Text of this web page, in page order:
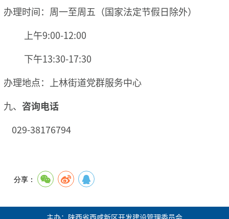
办理时间：周一至周五（国家法定节假日除外）
上午9:00-12:00
下午13:30-17:30
办理地点：上林街道党群服务中心
九、 咨询电话
029-38176794
分享：
主办：陕西省西咸新区开发建设管理委员会